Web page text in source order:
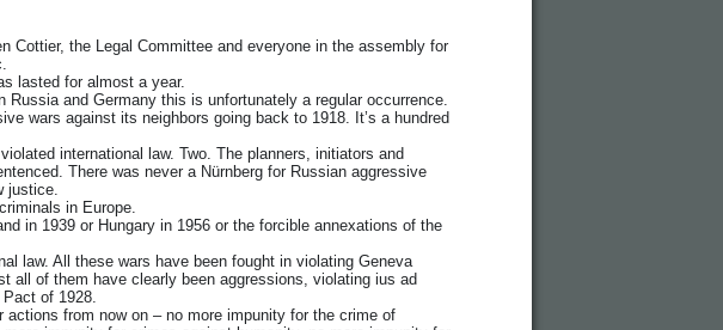
Cottier, the Legal Committee and everyone in the assembly for
lasted for almost a year.
and Germany this is unfortunately a regular occurrence.
wars against its neighbors going back to 1918. It’s a hundred
international law. Two. The planners, initiators and
There was never a Nürnberg for Russian aggressive
justice.
in Europe.
in 1939 or Hungary in 1956 or the forcible annexations of the
law. All these wars have been fought in violating Geneva
all of them have clearly been aggressions, violating ius ad
of 1928.
from now on – no more impunity for the crime of